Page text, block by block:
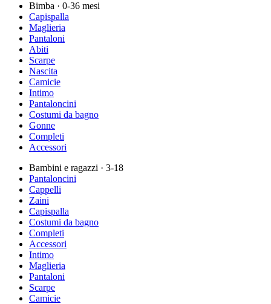
Bimba · 0-36 mesi
Capispalla
Maglieria
Pantaloni
Abiti
Scarpe
Nascita
Camicie
Intimo
Pantaloncini
Costumi da bagno
Gonne
Completi
Accessori
Bambini e ragazzi · 3-18
Pantaloncini
Cappelli
Zaini
Capispalla
Costumi da bagno
Completi
Accessori
Intimo
Maglieria
Pantaloni
Scarpe
Camicie